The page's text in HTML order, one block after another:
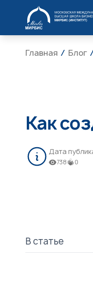
МИРБИС
Главная Блог
Как
Дата
738 0
В статье